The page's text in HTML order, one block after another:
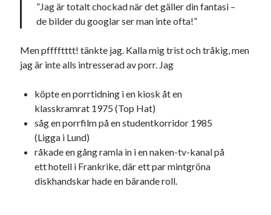
USA
Dessa har något gemensamt
Onödiga citattecken
Dessa har något helt annat gemensamt
En amerikansk språkpolis
Fula biblioteksböcker
”Jag är totalt chockad när det gäller din fantasi –
de bilder du googlar ser man inte ofta!”
Men pfffftttt! tänkte jag. Kalla mig trist och tråkig, men
jag är inte alls intresserad av porr. Jag
köpte en porrtidning i en kiosk åt en
klasskramrat 1975 (Top Hat)
såg en porrfilm på en studentkorridor 1985
(Ligga i Lund)
råkade en gång ramla in i en naken-tv-kanal på
ett hotell i Frankrike, där ett par mintgröna
diskhandskar hade en bärande roll.